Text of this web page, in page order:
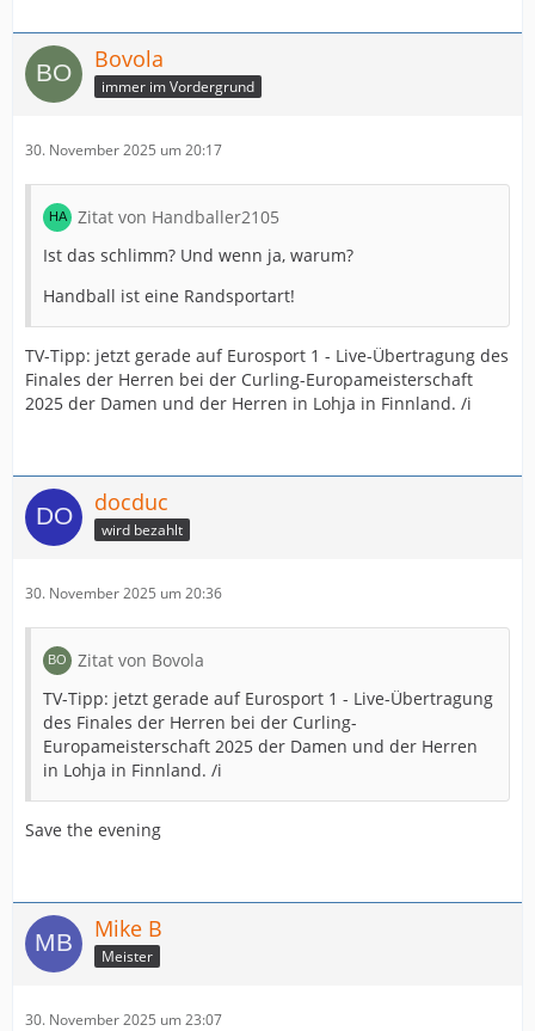
Bovola
immer im Vordergrund
30. November 2025 um 20:17
Zitat von Handballer2105
Ist das schlimm? Und wenn ja, warum?
Handball ist eine Randsportart!
TV-Tipp: jetzt gerade auf Eurosport 1 - Live-Übertragung des
Finales der Herren bei der Curling-Europameisterschaft
2025 der Damen und der Herren in Lohja in Finnland. /i
docduc
wird bezahlt
30. November 2025 um 20:36
Zitat von Bovola
TV-Tipp: jetzt gerade auf Eurosport 1 - Live-Übertragung
des Finales der Herren bei der Curling-
Europameisterschaft 2025 der Damen und der Herren
in Lohja in Finnland. /i
Save the evening
Mike B
Meister
30. November 2025 um 23:07